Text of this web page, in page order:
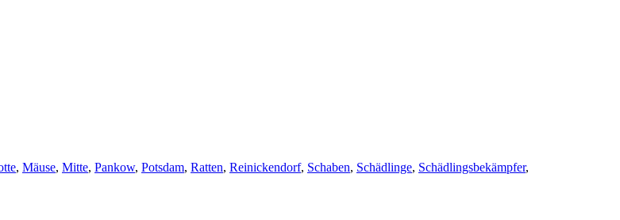
, Mäuse, Mitte, Pankow, Potsdam, Ratten, Reinickendorf, Schaben, Schädlinge, Schädlingsbekämpfer,